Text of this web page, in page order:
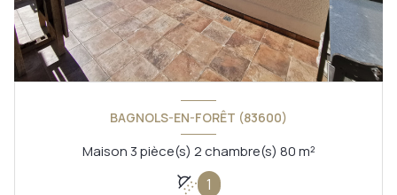
BAGNOLS-EN-FORÊT (83600)
Maison 3 pièce(s) 2 chambre(s) 80 m²
1